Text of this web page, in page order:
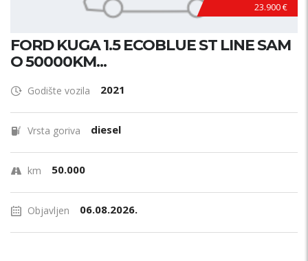
23.900 €
FORD KUGA 1.5 ECOBLUE ST LINE SAM
O 50000KM...
Godište vozila 2021
Vrsta goriva diesel
km 50.000
Objavljen 06.08.2026.